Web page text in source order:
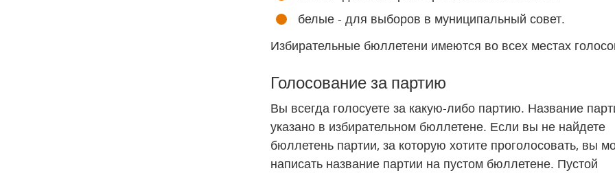
белые - для выборов в муниципальный совет.
Избирательные бюллетени имеются во всех местах
Голосование за партию
Вы всегда голосуете за какую-либо партию. Название
указано в избирательном бюллетене. Если вы не найдете
бюллетень партии, за которую хотите проголосовать, вы
написать название партии на пустом бюллетене. Пустой